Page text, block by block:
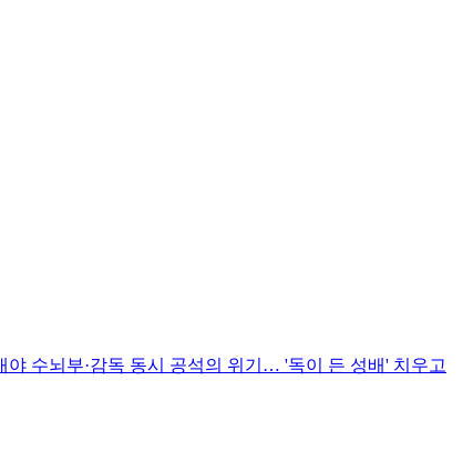
수뇌부·감독 동시 공석의 위기… '독이 든 성배' 치우고